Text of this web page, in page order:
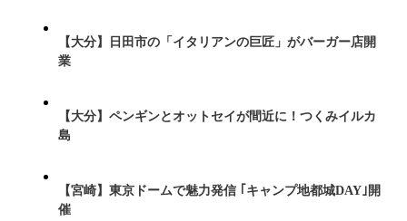
【大分】日田市の「イタリアンの巨匠」がバーガー店開
業
【大分】ペンギンとオットセイが間近に！つくみイルカ
島
【宮崎】東京ドームで魅力発信 ｢キャンプ地都城DAY｣開
催